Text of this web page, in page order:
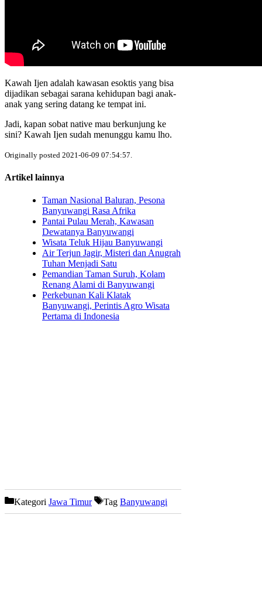
Kawah Ijen adalah kawasan esoktis yang bisa
dijadikan sebagai sarana kehidupan bagi anak-
anak yang sering datang ke tempat ini.
Jadi, kapan sobat native mau berkunjung ke
sini? Kawah Ijen sudah menunggu kamu lho.
Originally posted 2021-06-09 07:54:57.
Artikel lainnya
Taman Nasional Baluran, Pesona
Banyuwangi Rasa Afrika
Pantai Pulau Merah, Kawasan
Dewatanya Banyuwangi
Wisata Teluk Hijau Banyuwangi
Air Terjun Jagir, Misteri dan Anugrah
Tuhan Menjadi Satu
Pemandian Taman Suruh, Kolam
Renang Alami di Banyuwangi
Perkebunan Kali Klatak
Banyuwangi, Perintis Agro Wisata
Pertama di Indonesia
Kategori Jawa Timur Tag Banyuwangi